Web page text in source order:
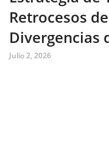
Retrocesos
Divergencias
Julio 2, 2026